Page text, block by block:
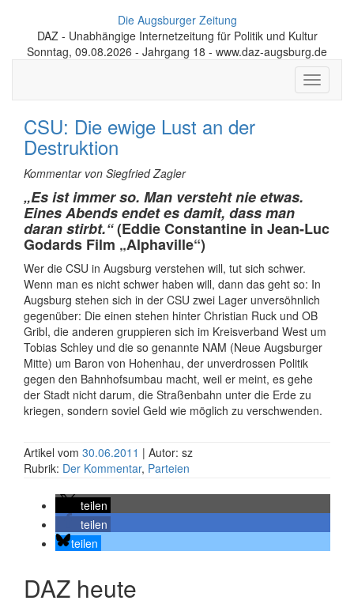
Die Augsburger Zeitung
DAZ - Unabhängige Internetzeitung für Politik und Kultur
Sonntag, 09.08.2026 - Jahrgang 18 - www.daz-augsburg.de
Toggle
CSU: Die ewige Lust an der
Destruktion
Kommentar von Siegfried Zagler
„Es ist immer so. Man versteht nie etwas.
Eines Abends endet es damit, dass man
daran stirbt.“(Eddie Constantine in Jean-Luc
Godards Film „Alphaville“)
Wer die CSU in Augsburg verstehen will, tut sich schwer.
Wenn man es nicht schwer haben will, dann das geht so: In
Augsburg stehen sich in der CSU zwei Lager unversöhnlich
gegenüber: Die einen stehen hinter Christian Ruck und OB
Gribl, die anderen gruppieren sich im Kreisverband West um
Tobias Schley und die so genannte NAM (Neue Augsburger
Mitte) um Baron von Hohenhau, der unverdrossen Politik
gegen den Bahnhofsumbau macht, weil er meint, es gehe
der Stadt nicht darum, die Straßenbahn unter die Erde zu
kriegen, sondern soviel Geld wie möglich zu verschwenden.
Artikel vom 30.06.2011 | Autor: sz
Rubrik: Der Kommentar, Parteien
teilen
teilen
teilen
DAZ heute